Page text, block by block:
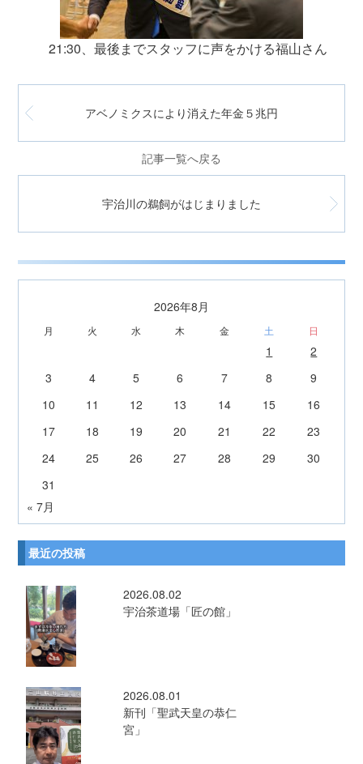
21:30、最後までスタッフに声をかける福山さん
アベノミクスにより消えた年金５兆円
記事一覧へ戻る
宇治川の鵜飼がはじまりました
2026年8月
月 火 水 木 金 土 日
1
2
3
4 5 6 7 8
9
10
11 12 13 14 15
16
17
18 19 20 21 22
23
24
25 26 27 28 29
30
31
« 7月
最近の投稿
2026.08.02
宇治茶道場「匠の館」
2026.08.01
新刊「聖武天皇の恭仁
宮」